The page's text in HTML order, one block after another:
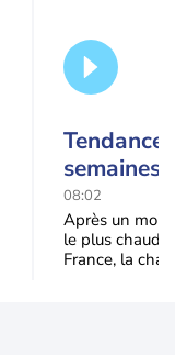
Tendance
semaines
septembre
08:02
Après un
le plus chaud
France, la